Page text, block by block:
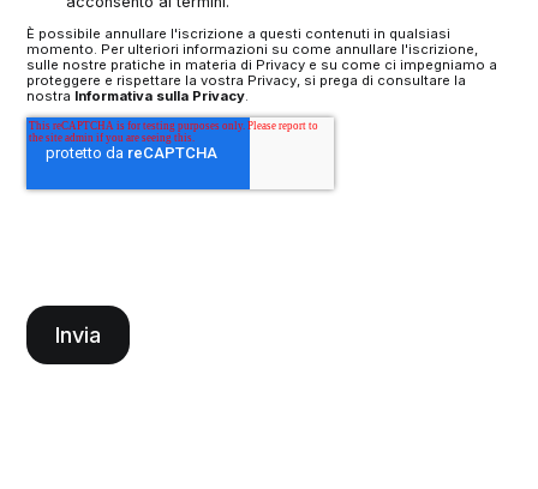
È possibile annullare l'iscrizione a questi contenuti in qualsiasi
momento. Per ulteriori informazioni su come annullare l'iscrizione,
sulle nostre pratiche in materia di Privacy e su come ci impegniamo a
proteggere e rispettare la vostra Privacy, si prega di consultare la
nostra Informativa sulla Privacy.